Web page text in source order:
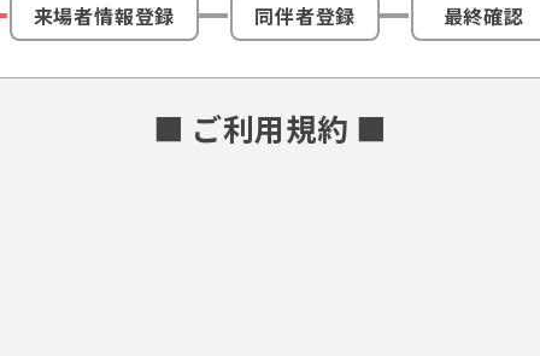
来場者情報登録 同伴者登録 最終確認
■ ご利用規約 ■